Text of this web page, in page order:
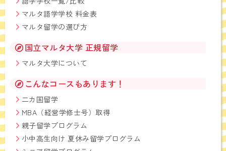
マルタ語学学校 料金表
マルタ留学の選び方
国立マルタ大学 正規留学
マルタ大学について
こんなコースもあります！
二カ国留学
MBA（経営学修士号）取得
親子留学プログラム
小中高生向け 夏休み留学プログラム